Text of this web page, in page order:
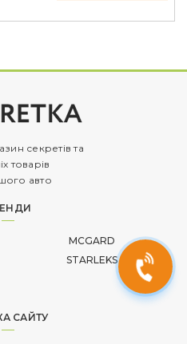
секретів та
товарів
авто
MCGARD
STARLEKS
САЙТУ